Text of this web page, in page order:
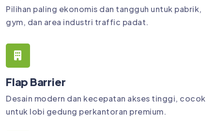
Pilihan paling ekonomis dan tangguh untuk pabrik,
gym, dan area industri traffic padat.
Flap Barrier
Desain modern dan kecepatan akses tinggi, cocok
untuk lobi gedung perkantoran premium.